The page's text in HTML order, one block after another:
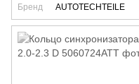
Бренд
AUTOTECHTEILE